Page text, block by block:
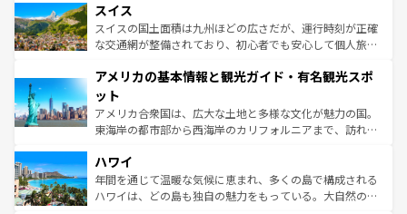
を参照してほしい。
は、お酒好きな人にはぜひ体験してほしい。 なお、新着の
ドイツ情報はコンテンツ一覧を参照してほしい。
リアごとに異なる魅力がある。また、優雅なアフタヌーン
ティー、ビール好きにはたまらない英国パブ、サッカー観
戦など、本場だからこそできる体験も豊富。イギリスを旅
ンツ一覧を参照してほしい。
スイス
スイスの国土面積は九州ほどの広さだが、運行時刻が正確
な交通網が整備されており、初心者でも安心して個人旅行
の建物がそのまま残る町や、スイスならではのユニークな
博物館もあり、アルプス観光だけでなく町歩きも満喫する
ことができる。国民の所得が高いため物価も高いが、旅行
者向けの交通パス提供のサービスもあり、うまく活用すれ
着のスイス情報は
アメリカの基本情報と観光ガイド・有名観光スポ
ット
アメリカ合衆国は、広大な土地と多様な文化が魅力の国。
東海岸の都市部から西海岸のカリフォルニアまで、訪れる
のような巨大都市は、観光、ショッピング、エンターテイ
ンメントが詰まった刺激的なスポットだ。一方、アメリカ
西部には大自然が広がり、グランドキャニオンやイエロー
ハワイ
年間を通じて温暖な気候に恵まれ、多くの島で構成される
ハワイは、どの島も独自の魅力をもっている。大自然の神